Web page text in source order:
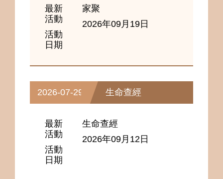
最新
活動
活動
日期
家聚
2026年09月19日
2026-07-29 生命查經
最新
活動
活動
日期
生命查經
2026年09月12日